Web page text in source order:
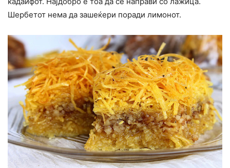
Шербетот нема да зашеќери поради лимонот.